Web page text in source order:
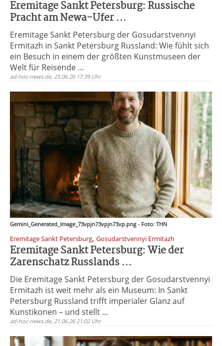
Eremitage Sankt Petersburg: Russische
Pracht am Newa-Ufer ...
Eremitage Sankt Petersburg der Gosudarstvennyi
Ermitazh in Sankt Petersburg Russland: Wie fühlt sich
ein Besuch in einem der größten Kunstmuseen der
Welt für Reisende ...
ad-hoc-news.de, 25.06.26 17:39 Uhr
Gemini_Generated_Image_73vpjn73vpjn73vp.png - Foto: THN
Eremitage Sankt Petersburg, Gosudarstvennyi Ermitazh
Eremitage Sankt Petersburg: Wie der
Zarenschatz Russlands ...
Die Eremitage Sankt Petersburg der Gosudarstvennyi
Ermitazh ist weit mehr als ein Museum: In Sankt
Petersburg Russland trifft imperialer Glanz auf
Kunstikonen – und stellt ...
ad-hoc-news.de, 21.06.26 21:02 Uhr